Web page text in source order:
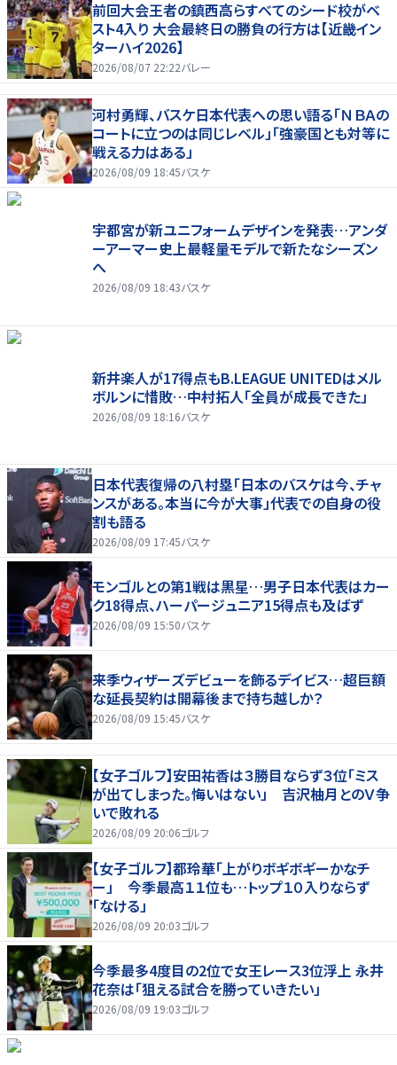
前回大会王者の鎮西高らすべてのシード校がベ
スト4入り 大会最終日の勝負の行方は【近畿イン
ターハイ2026】
2026/08/07 22:22バレー
河村勇輝、バスケ日本代表への思い語る「ＮＢＡの
コートに立つのは同じレベル」「強豪国とも対等に
戦える力はある」
2026/08/09 18:45バスケ
宇都宮が新ユニフォームデザインを発表…アンダ
ーアーマー史上最軽量モデルで新たなシーズン
へ
2026/08/09 18:43バスケ
新井楽人が17得点もB.LEAGUE UNITEDはメル
ボルンに惜敗…中村拓人「全員が成長できた」
2026/08/09 18:16バスケ
日本代表復帰の八村塁「日本のバスケは今、チャ
ンスがある。本当に今が大事」代表での自身の役
割も語る
2026/08/09 17:45バスケ
モンゴルとの第1戦は黒星…男子日本代表はカー
ク18得点、ハーパージュニア15得点も及ばず
2026/08/09 15:50バスケ
来季ウィザーズデビューを飾るデイビス…超巨額
な延長契約は開幕後まで持ち越しか？
2026/08/09 15:45バスケ
【女子ゴルフ】安田祐香は３勝目ならず３位「ミス
が出てしまった。悔いはない」 吉沢柚月とのＶ争
いで敗れる
2026/08/09 20:06ゴルフ
【女子ゴルフ】都玲華「上がりボギボギーかなチ
ー」 今季最高１１位も…トップ１０入りならず
「なける」
2026/08/09 20:03ゴルフ
今季最多4度目の2位で女王レース3位浮上 永井
花奈は「狙える試合を勝っていきたい」
2026/08/09 19:03ゴルフ